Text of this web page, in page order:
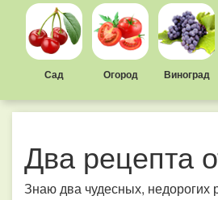
Сад Огород Виноград
Два рецепта
Знаю два чудесных, недорогих